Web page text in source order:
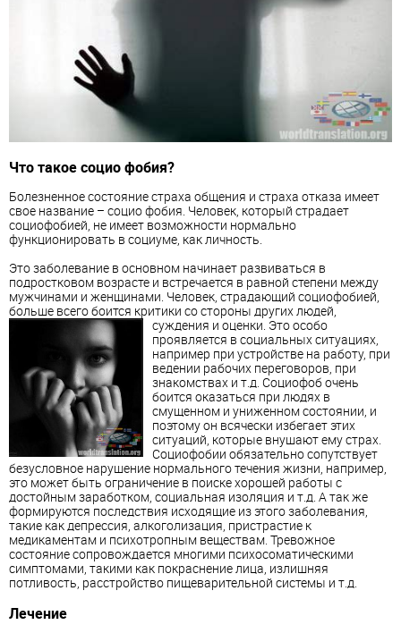
Что такое социофобия?
Болезненное состояние страха общения и страха отказа имеет
свое название – социофобия. Человек, который страдает
социофобией, не имеет возможности нормально
функционировать в социуме, как личность.
Это заболевание в основном начинает развиваться в
подростковом возрасте и встречается в равной степени между
мужчинами и женщинами. Человек, страдающий социофобией,
больше всего боится критики со стороны других людей,
суждения и оценки. Это особо
проявляется в социальных ситуациях,
например при устройстве на работу, при
ведении рабочих переговоров, при
знакомствах и т.д. Социофоб очень
боится оказаться при людях в
смущенном и униженном состоянии, и
поэтому он всячески избегает этих
ситуаций, которые внушают ему страх.
Социофобии обязательно сопутствует
безусловное нарушение нормального течения жизни, например,
это может быть ограничение в поиске хорошей работы с
достойным заработком, социальная изоляция и т.д. А так же
формируются последствия исходящие из этого заболевания,
такие как депрессия, алкоголизация, пристрастие к
медикаментам и психотропным веществам. Тревожное
состояние сопровождается многими психосоматическими
симптомами, такими как покраснение лица, излишняя
потливость, расстройство пищеварительной системы и т.д.
Лечение